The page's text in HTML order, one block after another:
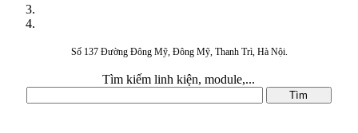
Số 137 Đường Đông Mỹ, Đông Mỹ, Thanh Trì, Hà Nội.
Tìm kiếm linh kiện, module,...